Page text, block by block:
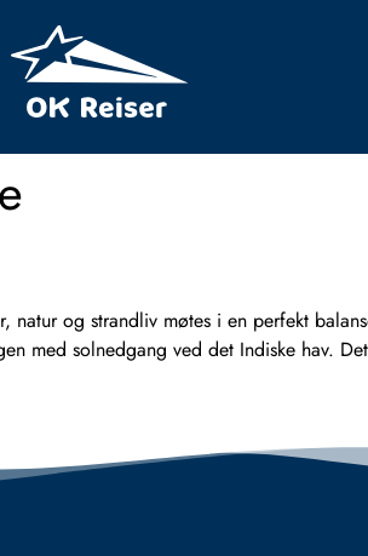
og strandliv møtes i en perfekt
med solnedgang ved det Indiske hav.